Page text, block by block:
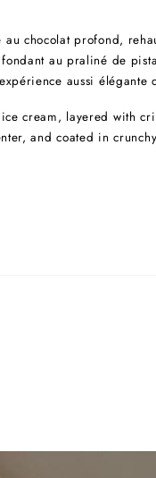
au chocolat profond,
au praliné de
aussi élégante
cream, layered with
and coated in